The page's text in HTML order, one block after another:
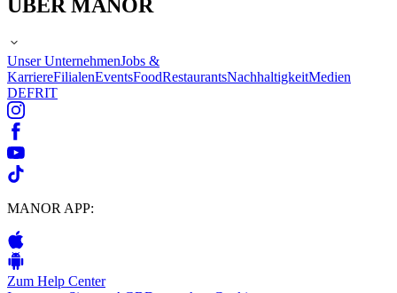
ÜBER MANOR
Unser UnternehmenJobs &
KarriereFilialenEventsFoodRestaurantsNachhaltigkeitMedien
DEFRIT
MANOR APP:
Zum Help Center